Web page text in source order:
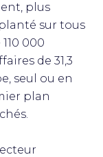
plus
sur tous
000
de 31,3
seul ou en
plan